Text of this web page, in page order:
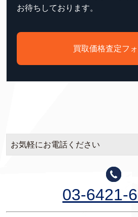
お待ちしております。
買取価格査定フ
お気軽にお電話ください
03-6421-